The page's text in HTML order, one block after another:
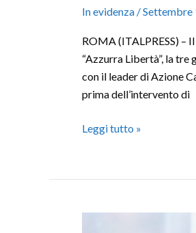
In evidenza /Settembre
ROMA (ITALPRESS) –
“Azzurra Libertà”, la
con il leader di Azione
prima dell’intervento di
Leggi tutto »